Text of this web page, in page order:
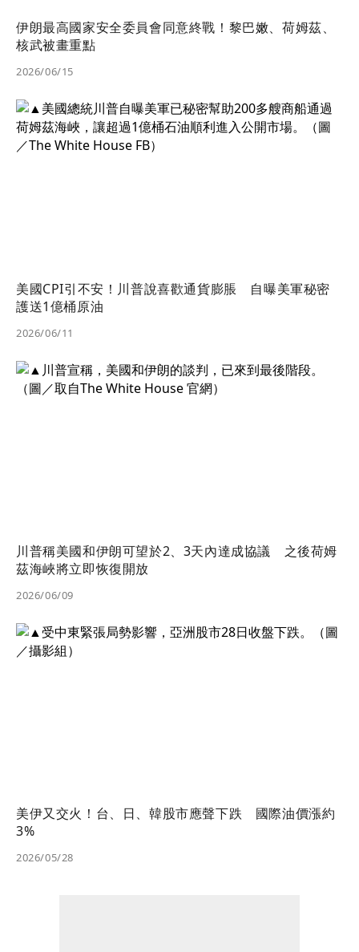
伊朗最高國家安全委員會同意終戰！黎巴嫩、荷姆茲、
核武被畫重點
2026/06/15
美國CPI引不安！川普說喜歡通貨膨脹 自曝美軍秘密
護送1億桶原油
2026/06/11
川普稱美國和伊朗可望於2、3天內達成協議 之後荷姆
茲海峽將立即恢復開放
2026/06/09
美伊又交火！台、日、韓股市應聲下跌 國際油價漲約
3%
2026/05/28